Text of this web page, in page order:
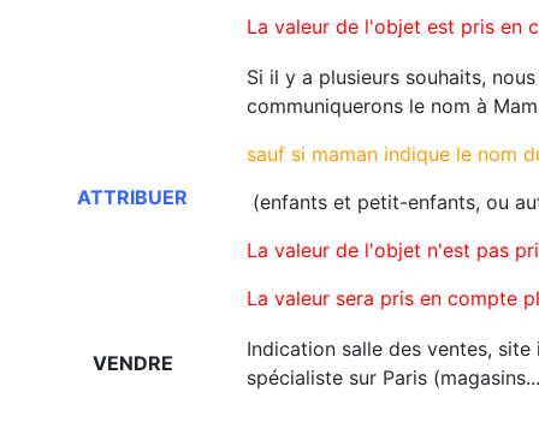
La valeur de l'objet est pris en
ATTRIBUER
Si il y a plusieurs souhaits,
communiquerons le nom à
sauf si maman indique le nom
(enfants et petit-enfants, ou
La valeur de l'objet n'est pas
La valeur sera pris en compte
VENDRE
Indication salle des ventes,
spécialiste sur Paris